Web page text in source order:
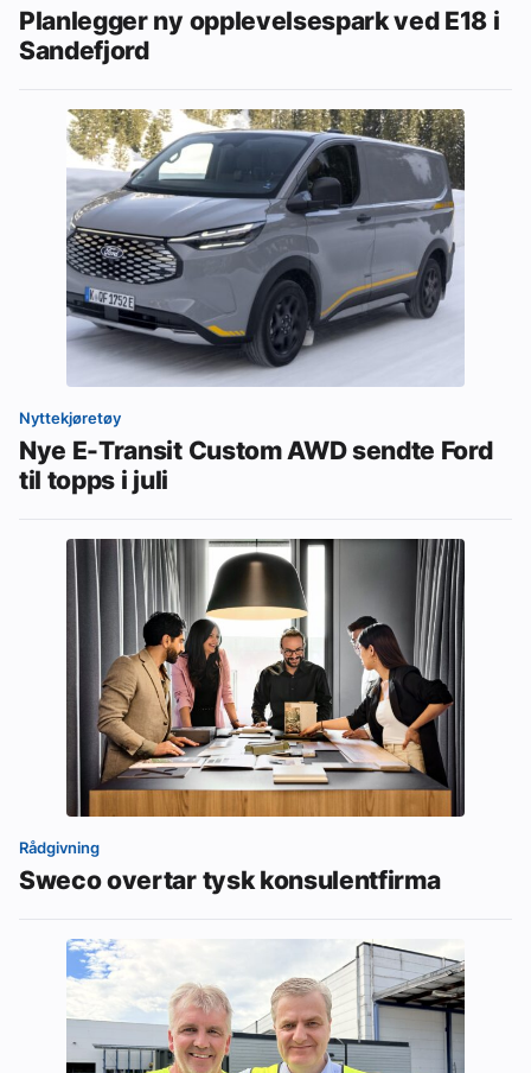
Planlegger ny opplevelsespark ved E18 i
Sandefjord
Nyttekjøretøy
Nye E-Transit Custom AWD sendte Ford
til topps i juli
Rådgivning
Sweco overtar tysk konsulentfirma